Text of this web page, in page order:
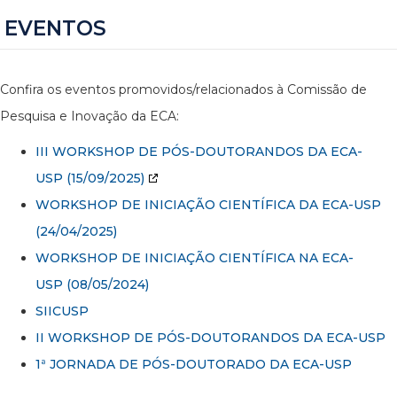
EVENTOS
Confira os eventos promovidos/relacionados à Comissão de
Pesquisa e Inovação da ECA:
III WORKSHOP DE PÓS-DOUTORANDOS DA ECA-
USP (15/09/2025)
WORKSHOP DE INICIAÇÃO CIENTÍFICA DA ECA-USP
(24/04/2025)
WORKSHOP DE INICIAÇÃO CIENTÍFICA NA ECA-
USP (08/05/2024)
SIICUSP
II WORKSHOP DE PÓS-DOUTORANDOS DA ECA-USP
1ª JORNADA DE PÓS-DOUTORADO DA ECA-USP